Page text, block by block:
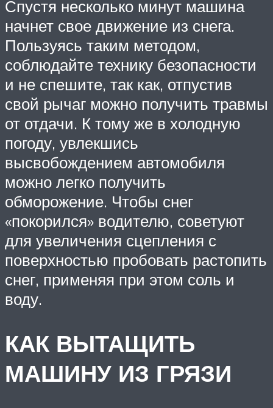
Спустя несколько минут машина
начнет свое движение из снега.
Пользуясь таким методом,
соблюдайте технику безопасности
и не спешите, так как, отпустив
свой рычаг можно получить травмы
от отдачи. К тому же в холодную
погоду, увлекшись
высвобождением автомобиля
можно легко получить
обморожение. Чтобы снег
«покорился» водителю, советуют
для увеличения сцепления с
поверхностью пробовать растопить
снег, применяя при этом соль и
воду.
КАК ВЫТАЩИТЬ
МАШИНУ ИЗ ГРЯЗИ